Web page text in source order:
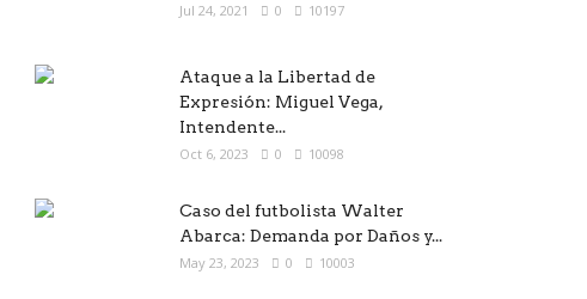
Jul 24, 2021 0 10197
Ataque a la Libertad de
Expresión: Miguel Vega,
Intendente...
Oct 6, 2023 0 10098
Caso del futbolista Walter
Abarca: Demanda por Daños y...
May 23, 2023 0 10003